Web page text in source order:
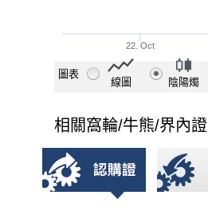
圖表
線圖 陰陽燭
相關窩輪/牛熊/界內證